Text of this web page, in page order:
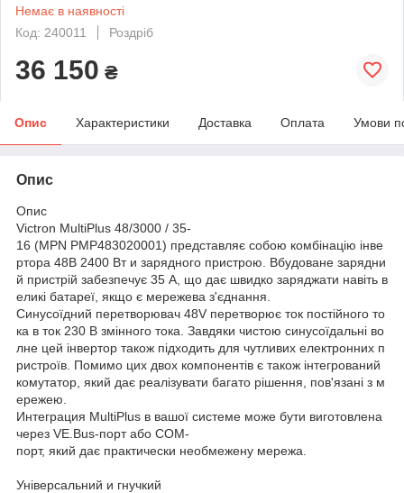
Немає в наявності
Код: 240011
Роздріб
36 150 ₴
Опис Характеристики Доставка Оплата Умови
Опис
Опис
Victron MultiPlus 48/3000 / 35-
16 (MPN PMP483020001) представляє собою комбінацію інве
ртора 48В 2400 Вт и зарядного пристрою. Вбудоване зарядни
й пристрій забезпечує 35 А, що дає швидко заряджати навіть в
еликі батареї, якщо є мережева з'єднання.
Синусоїдний перетворювач 48V перетворює ток постійного то
ка в ток 230 В змінного тока. Завдяки чистою синусоїдальні во
лне цей інвертор також підходить для чутливих електронних п
ристроїв. Помимо цих двох компонентів є також інтегрований
комутатор, який дає реалізувати багато рішення, пов'язані з м
ережею.
Интеграция MultiPlus в вашої системе може бути виготовлена
через VE.Bus-порт або COM-
порт, який дає практически необмежену мережа.
Універсальний и гнучкий